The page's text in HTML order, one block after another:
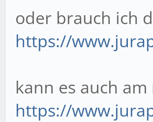
oder brauch ich
https://
kann es auch
https://